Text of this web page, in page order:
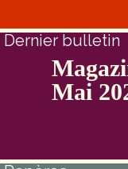
Dernier bulletin
Mai